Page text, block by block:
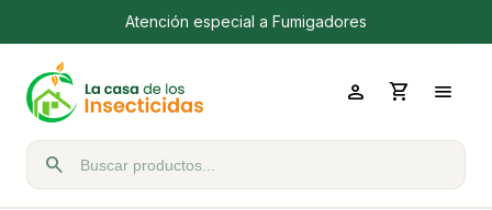
Atención especial a Fumigadores
person shopping_cart menu
Buscar productos
search